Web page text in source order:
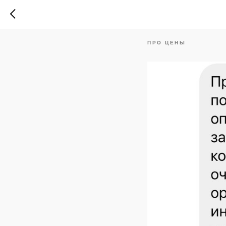
ПРО ЦЕНЫ